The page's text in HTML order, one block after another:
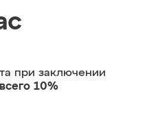
при заключении
всего 10%